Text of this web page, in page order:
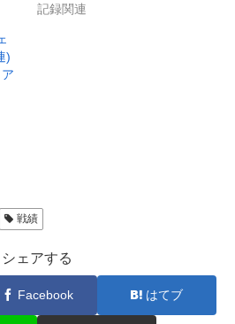
記録関連
)
戦績
シェアする
Facebook はてブ